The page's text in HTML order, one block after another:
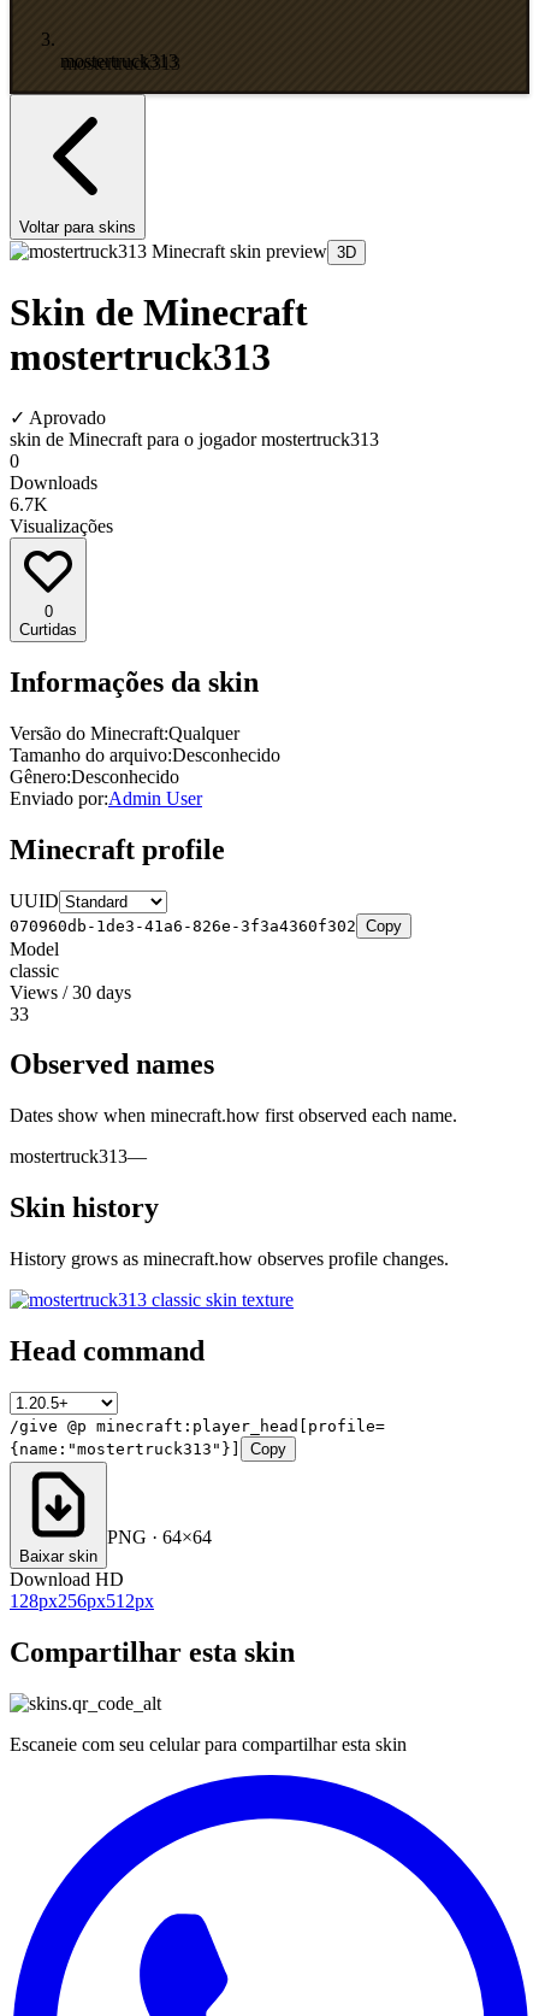
mostertruck313
Voltar para skins
3D
Skin de Minecraft
mostertruck313
✓ Aprovado
skin de Minecraft para o jogador mostertruck313
0
Downloads
6.7K
Visualizações
0
Curtidas
Informações da skin
Versão do Minecraft:Qualquer
Tamanho do arquivo:Desconhecido
Gênero:Desconhecido
Enviado por:Admin User
Minecraft profile
UUID
070960db-1de3-41a6-826e-3f3a4360f302 Copy
Model
classic
Views / 30 days
33
Observed names
Dates show when minecraft.how first observed each name.
mostertruck313—
Skin history
History grows as minecraft.how observes profile changes.
Head command
/give @p minecraft:player_head[profile=
{name:"mostertruck313"}]
Copy
Baixar skin
PNG · 64×64
Download HD
128px256px512px
Compartilhar esta skin
Escaneie com seu celular para compartilhar esta skin